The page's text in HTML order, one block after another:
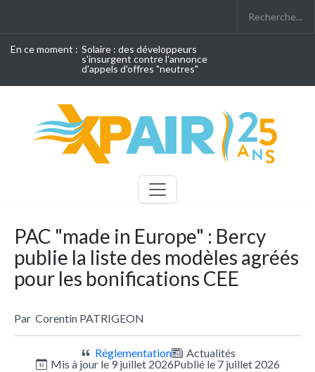
En ce moment : Solaire : des développeurs
s'insurgent contre l'annonce
d'appels d'offres "neutres"
PAC "made in Europe" : Bercy
publie la liste des modèles agréés
pour les bonifications CEE
Par Corentin PATRIGEON
Réglementation
Actualités
Mis à jour le 9 juillet 2026Publié le 7 juillet 2026